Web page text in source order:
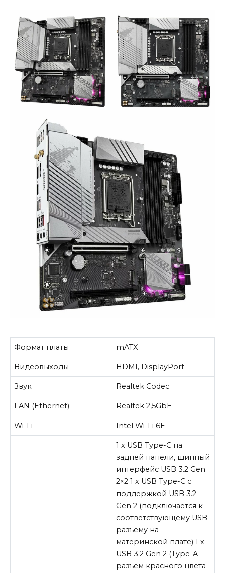
Формат платы mATX
Видеовыходы HDMI, DisplayPort
Звук Realtek Codec
LAN (Ethernet) Realtek 2,5GbE
Wi-Fi Intel Wi-Fi 6E
1 х USB Type-C на
задней панели, шинный
интерфейс USB 3.2 Gen
2×2 1 х USB Type-C с
поддержкой USB 3.2
Gen 2 (подключается к
соответствующему USB-
разъему на
материнской плате) 1 х
USB 3.2 Gen 2 (Type-A
разъем красного цвета